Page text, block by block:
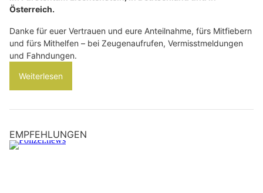
Österreich.
Danke für euer Vertrauen und eure Anteilnahme, fürs Mitfiebern
und fürs Mithelfen – bei Zeugenaufrufen, Vermisstmeldungen
und Fahndungen.
Weiterlesen
EMPFEHLUNGEN